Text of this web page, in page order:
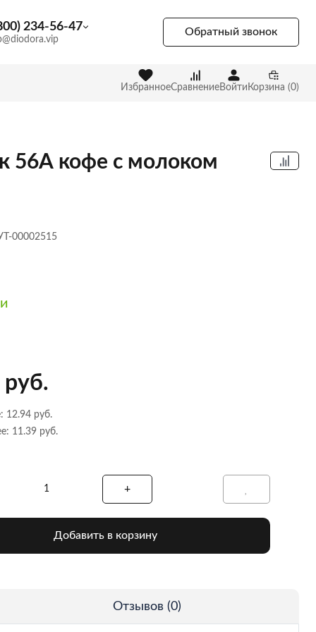
234-56-47 Обратный звонок
ИзбранноеСравнениеВойти Корзина (0)
56А кофе с молоком
00002515
12.94 руб.
11.39 руб.
Добавить в корзину
Отзывов (0)